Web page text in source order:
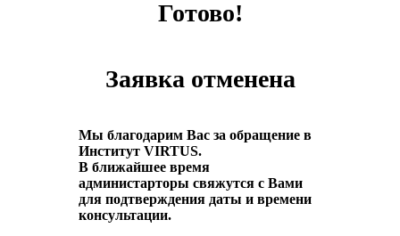
Готово!
Заявка отменена
Мы благодарим Вас за обращение в
Институт VIRTUS.
В ближайшее время
администарторы свяжутся с Вами
для подтверждения даты и времени
консультации.